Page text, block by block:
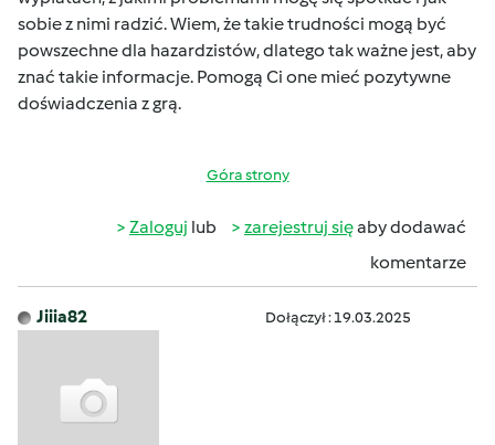
sobie z nimi radzić. Wiem, że takie trudności mogą być
powszechne dla hazardzistów, dlatego tak ważne jest, aby
znać takie informacje. Pomogą Ci one mieć pozytywne
doświadczenia z grą.
Góra strony
Zaloguj lub zarejestruj sięaby dodawać
komentarze
Jiiia82 Dołączył : 19.03.2025